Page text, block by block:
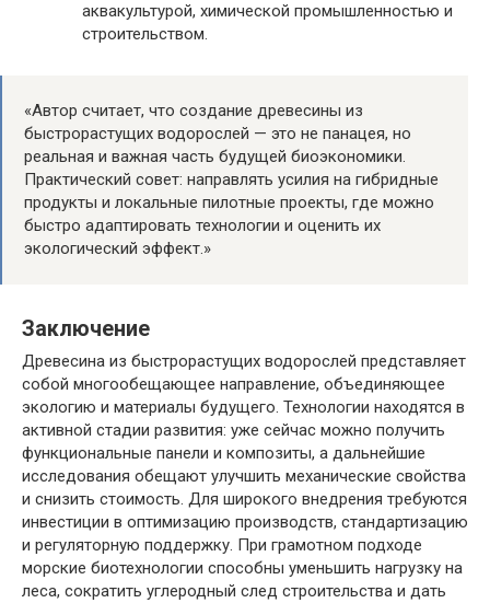
аквакультурой, химической промышленностью и
строительством.
«Автор считает, что создание древесины из
быстрорастущих водорослей — это не панацея, но
реальная и важная часть будущей биоэкономики.
Практический совет: направлять усилия на гибридные
продукты и локальные пилотные проекты, где можно
быстро адаптировать технологии и оценить их
экологический эффект.»
Заключение
Древесина из быстрорастущих водорослей представляет
собой многообещающее направление, объединяющее
экологию и материалы будущего. Технологии находятся в
активной стадии развития: уже сейчас можно получить
функциональные панели и композиты, а дальнейшие
исследования обещают улучшить механические свойства
и снизить стоимость. Для широкого внедрения требуются
инвестиции в оптимизацию производств, стандартизацию
и регуляторную поддержку. При грамотном подходе
морские биотехнологии способны уменьшить нагрузку на
леса, сократить углеродный след строительства и дать